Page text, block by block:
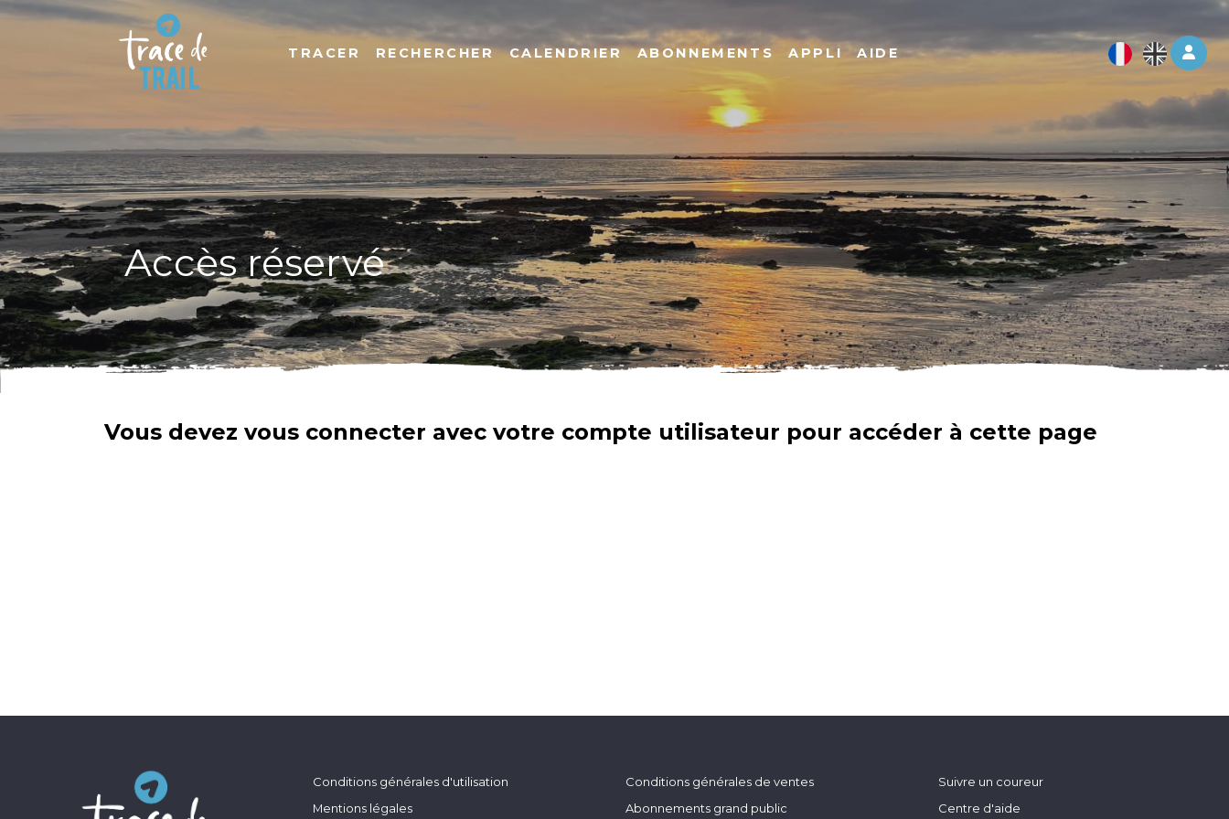
Log
TRACER RECHERCHER CALENDRIER ABONNEMENTS APPLI AIDE
Accès réservé
Vous devez vous connecter avec votre compte utilisateur pour accéder à cette page
Conditions générales d'utilisation
Mentions légales
Conditions générales de ventes
Abonnements grand public
Suivre un coureur
Centre d'aide